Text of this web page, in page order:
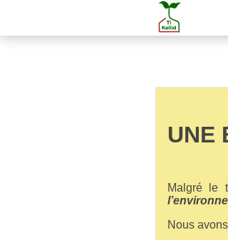
UNE
Malgré le
Nous